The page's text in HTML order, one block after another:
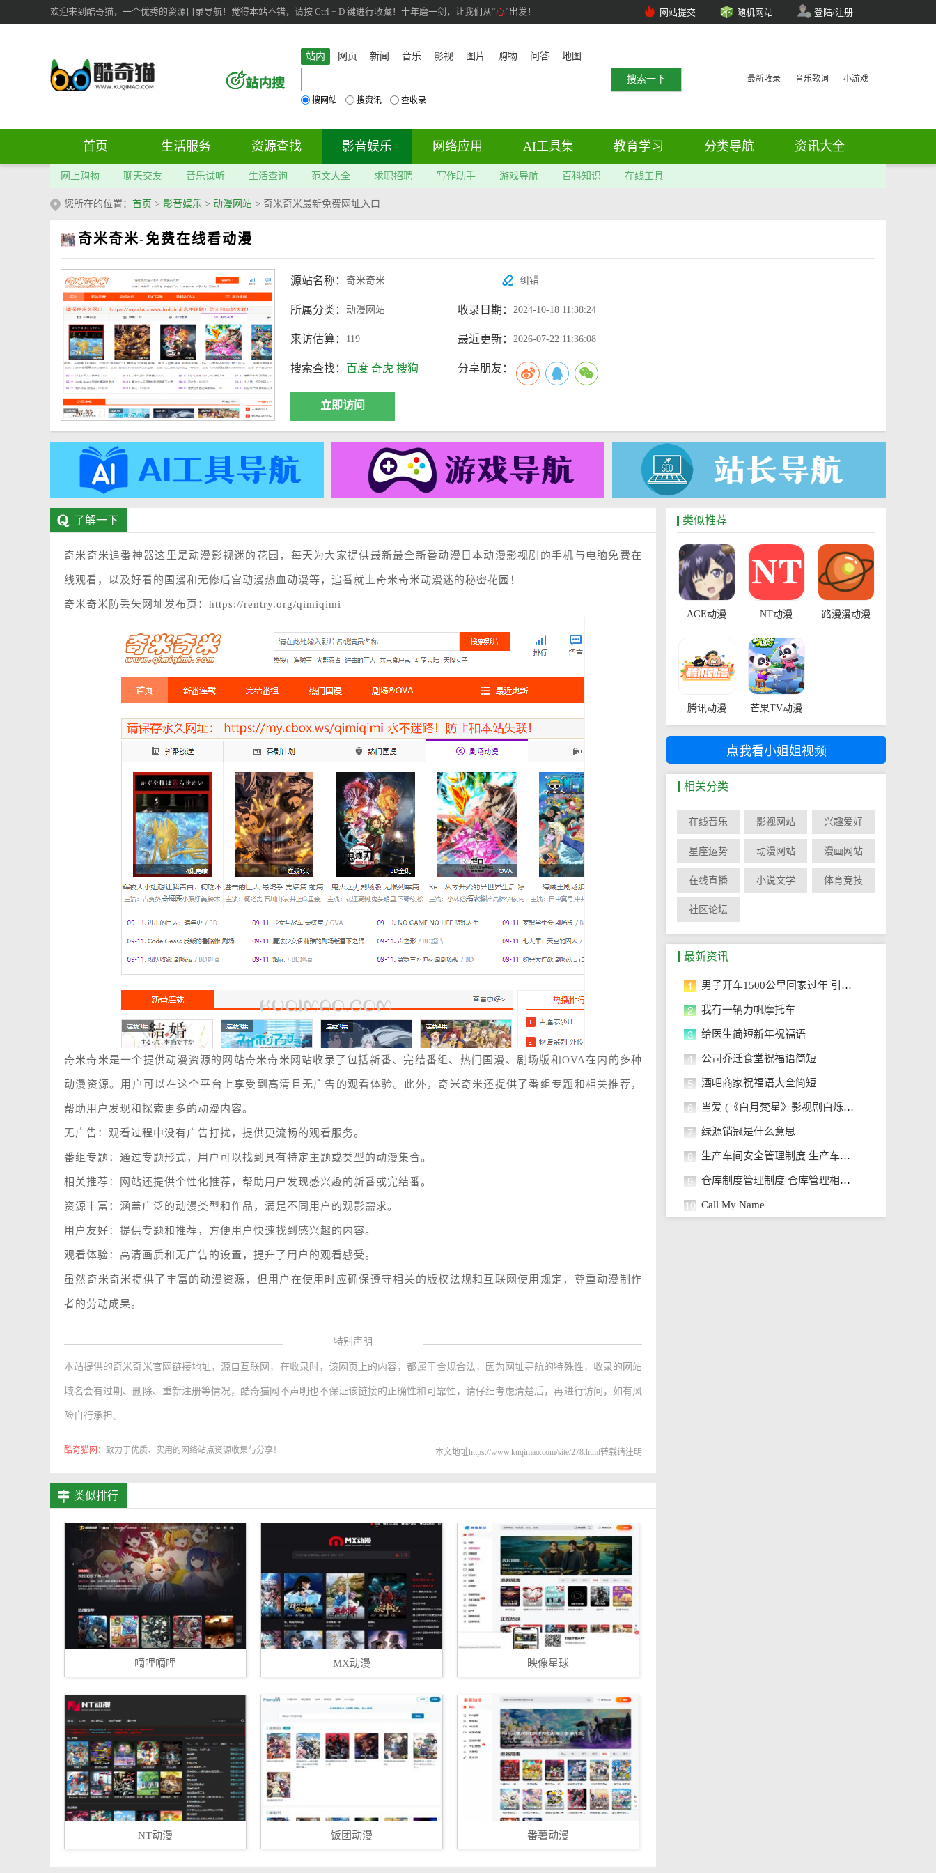
欢迎来到酷奇猫，一个优秀的资源目录导航！觉得本站不错，请按 Ctrl + D 键进行收藏！十年磨一剑，让我们从“心”出发！ 网站提交 随机网站 登陆/注册
站内 网页 新闻 音乐 影视 图片 购物 问答 地图
搜网站 搜资讯 查收录
最新收录 音乐歌词 小游戏
首页 生活服务 资源查找 影音娱乐 网络应用 AI工具集 教育学习 分类导航 资讯大全
网上购物 聊天交友 音乐试听 生活查询 范文大全 求职招聘 写作助手 游戏导航 百科知识 在线工具
您所在的位置： 首页 > 影音娱乐 > 动漫网站 > 奇米奇米最新免费网址入口
奇米奇米-免费在线看动漫
源站名称： 奇米奇米 纠错
所属分类： 动漫网站 收录日期： 2024-10-18 11:38:24
来访估算： 119 最近更新： 2026-07-22 11:36:08
搜索查找： 百度 奇虎 搜狗 分享朋友：
立即访问
了解一下
奇米奇米追番神器这里是动漫影视迷的花园，每天为大家提供最新最全新番动漫日本动漫影视剧的手机与电脑免费在
线观看，以及好看的国漫和无修后宫动漫热血动漫等，追番就上奇米奇米动漫迷的秘密花园！
奇米奇米防丢失网址发布页：https://rentry.org/qimiqimi
奇米奇米是一个提供动漫资源的网站奇米奇米网站收录了包括新番、完结番组、热门国漫、剧场版和OVA在内的多种
动漫资源。用户可以在这个平台上享受到高清且无广告的观看体验。此外，奇米奇米还提供了番组专题和相关推荐，
帮助用户发现和探索更多的动漫内容。
无广告：观看过程中没有广告打扰，提供更流畅的观看服务。
番组专题：通过专题形式，用户可以找到具有特定主题或类型的动漫集合。
相关推荐：网站还提供个性化推荐，帮助用户发现感兴趣的新番或完结番。
资源丰富：涵盖广泛的动漫类型和作品，满足不同用户的观影需求。
用户友好：提供专题和推荐，方便用户快速找到感兴趣的内容。
观看体验：高清画质和无广告的设置，提升了用户的观看感受。
虽然奇米奇米提供了丰富的动漫资源，但用户在使用时应确保遵守相关的版权法规和互联网使用规定，尊重动漫制作
者的劳动成果。
特别声明
本站提供的奇米奇米官网链接地址，源自互联网，在收录时，该网页上的内容，都属于合规合法，因为网址导航的特殊性，收录的网站
域名会有过期、删除、重新注册等情况，酷奇猫网不声明也不保证该链接的正确性和可靠性，请仔细考虑清楚后，再进行访问，如有风
险自行承担。
酷奇猫网： 致力于优质、实用的网络站点资源收集与分享！ 本文地址https://www.kuqimao.com/site/278.html转载请注明
类似排行
嘀哩嘀哩 MX动漫 映像星球
NT动漫 饭团动漫 番薯动漫
类似推荐
AGE动漫 NT动漫 路漫漫动漫
腾讯动漫 芒果TV动漫
点我看小姐姐视频
相关分类
在线音乐 影视网站 兴趣爱好
星座运势 动漫网站 漫画网站
在线直播 小说文学 体育竞技
社区论坛
最新资讯
1 男子开车1500公里回家过年 引发网
2 我有一辆力帆摩托车
3 给医生简短新年祝福语
4 公司乔迁食堂祝福语简短
5 酒吧商家祝福语大全简短
6 当爱 (《白月梵星》影视剧白烁人物
7 绿源销冠是什么意思
8 生产车间安全管理制度 生产车间安
9 仓库制度管理制度 仓库管理相关制
10 Call My Name